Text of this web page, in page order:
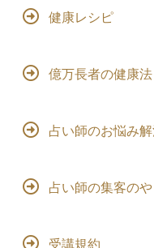
健康レシピ
億万長者の健康法
占い師のお悩み
占い師の集客の
受講規約